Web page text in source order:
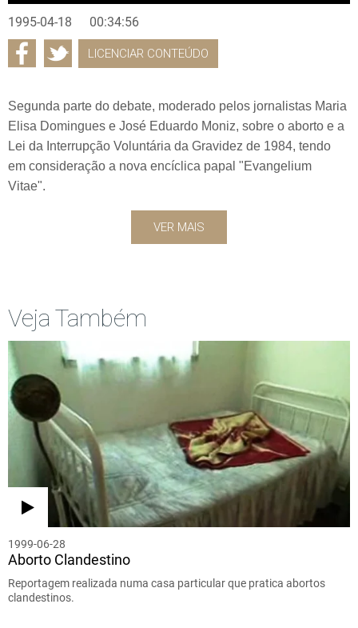
1995-04-18 00:34:56
LICENCIAR CONTEÚDO
Segunda parte do debate, moderado pelos jornalistas Maria
Elisa Domingues e José Eduardo Moniz, sobre o aborto e a
Lei da Interrupção Voluntária da Gravidez de 1984, tendo
em consideração a nova encíclica papal "Evangelium
Vitae".
VER MAIS
Veja Também
1999-06-28
Aborto Clandestino
Reportagem realizada numa casa particular que pratica abortos
clandestinos.